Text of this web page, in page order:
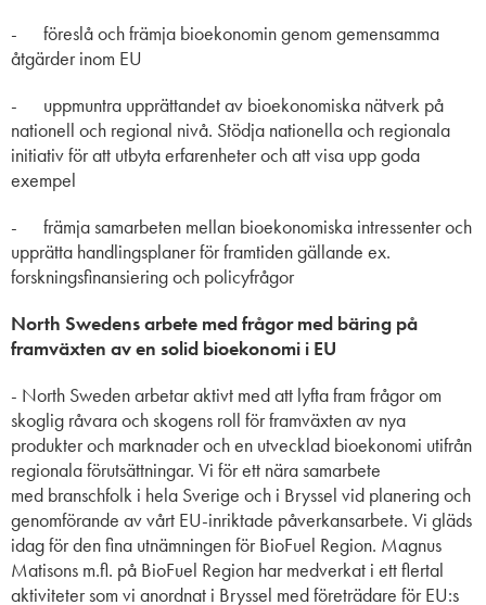
- föreslå och främja bioekonomin genom gemensamma
åtgärder inom EU
- uppmuntra upprättandet av bioekonomiska nätverk på
nationell och regional nivå. Stödja nationella och regionala
initiativ för att utbyta erfarenheter och att visa upp goda
exempel
- främja samarbeten mellan bioekonomiska intressenter och
upprätta handlingsplaner för framtiden gällande ex.
forskningsfinansiering och policyfrågor
North Swedens arbete med frågor med bäring på
framväxten av en solid bioekonomi i EU
- North Sweden arbetar aktivt med att lyfta fram frågor om
skoglig råvara ochskogens roll för framväxten av nya
produkter och marknader och en utvecklad bioekonomi utifrån
regionala förutsättningar. Vi för ett nära samarbete
med branschfolk i hela Sverige och i Bryssel vid planering och
genomförande av vårt EU-inriktade påverkansarbete. Vi gläds
idag för den fina utnämningen för BioFuel Region. Magnus
Matisons m.fl. på BioFuel Region har medverkat i ett flertal
aktiviteter som vi anordnat i Bryssel med företrädare för EU:s